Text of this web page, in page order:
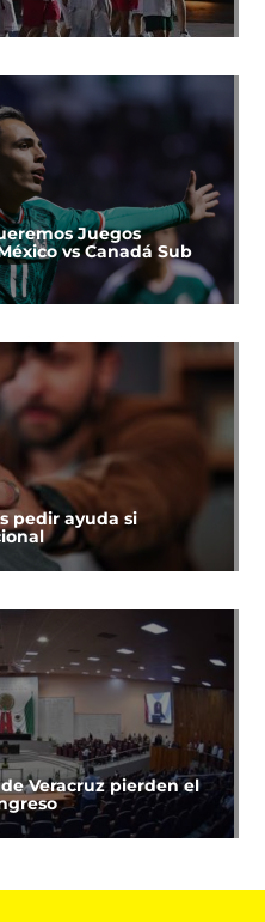
Juegos
vs Canadá Sub
pedir ayuda si
Veracruz pierden el